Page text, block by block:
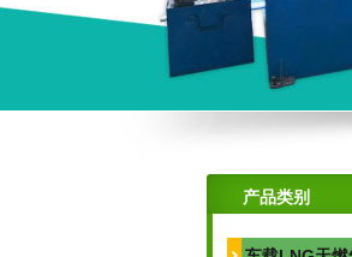
产品类别